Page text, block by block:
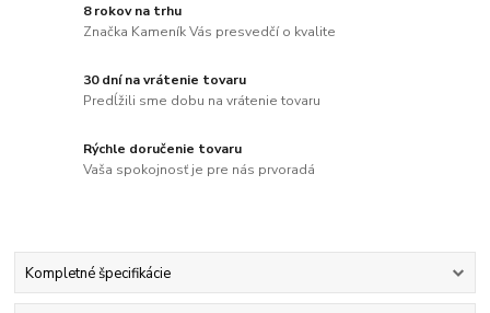
8 rokov na trhu
Značka Kameník Vás presvedčí o kvalite
30 dní na vrátenie tovaru
Predĺžili sme dobu na vrátenie tovaru
Rýchle doručenie tovaru
Vaša spokojnosť je pre nás prvoradá
Kompletné špecifikácie